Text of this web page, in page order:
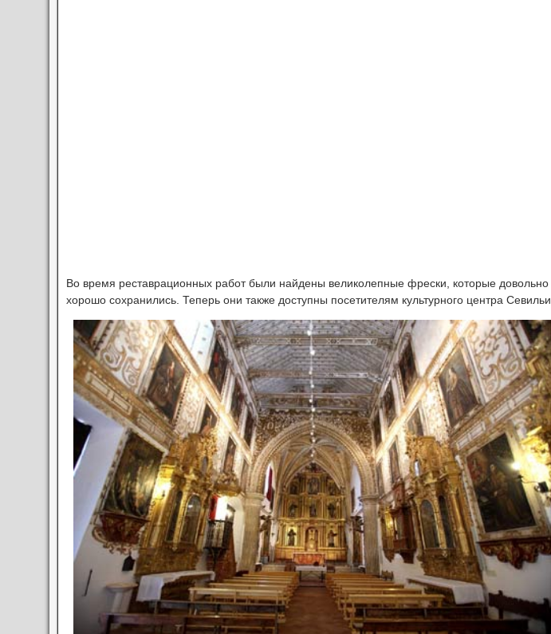
Во время реставрационных работ были найдены великолепные фрески, которые довольно
хорошо сохранились. Теперь они также доступны посетителям культурного центра Севильи.